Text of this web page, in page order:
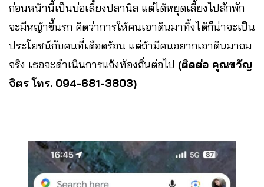
ก่อนหน้านี้เป็นบ่อเลี้ยงปลานิล แต่ได้หยุดเลี้ยงไปสักพัก
จะมีหญ้าขึ้นรก คิดว่าการให้คนเอาดินมาทิ้งได้ก็น่าจะเป็น
ประโยชน์กับคนที่เดือดร้อน แต่ถ้ามีคนอยากเอาดินมาถม
จริง เธอจะดำเนินการแจ้งท้องถิ่นต่อไป (ติดต่อ คุณขวัญ
จิตร โทร. 094-681-3803)